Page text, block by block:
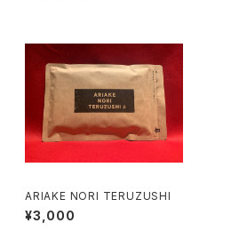
ARIAKE NORI TERUZUSHI
¥3,000